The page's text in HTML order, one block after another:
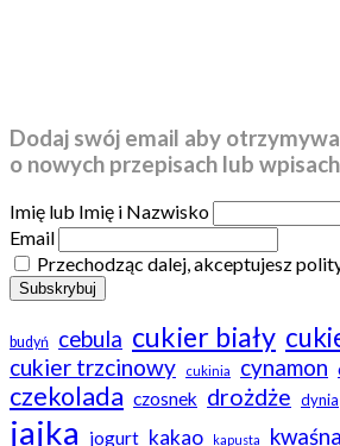
Dodaj swój email aby
o nowych przepisach lub wpisach
Imię lub Imię i Nazwisko
Email
Przechodząc dalej, akceptujesz
budyń cebula cukier biały
cukier trzcinowy cukinia cynamon
czekolada czosnek drożdże dynia
jajka jogurt kakao kapusta